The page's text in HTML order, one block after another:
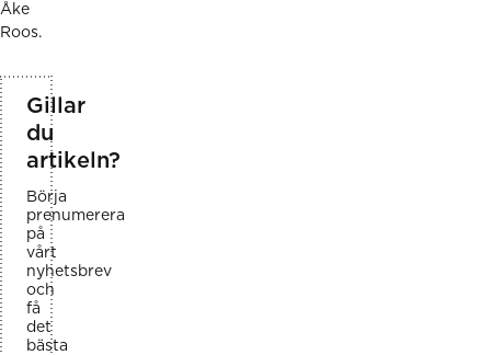
Åke
Roos.
Gillar
du
artikeln?
Börja
prenumerera
på
vårt
nyhetsbrev
och
få
det
bästa